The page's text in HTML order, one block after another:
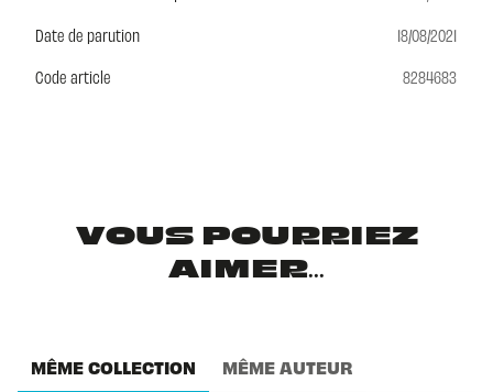
Date de parution
18/08/2021
Code article
8284683
VOUS POURRIEZ
AIMER...
MÊME COLLECTION MÊME AUTEUR